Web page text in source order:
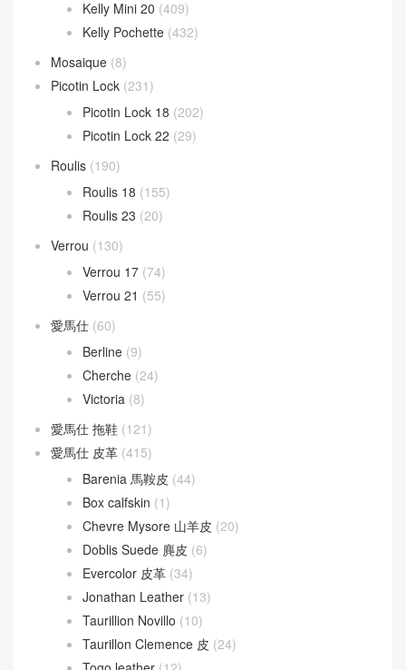
Kelly Mini 20 (409)
Kelly Pochette (432)
Mosaique (8)
Picotin Lock (231)
Picotin Lock 18 (202)
Picotin Lock 22 (29)
Roulis (190)
Roulis 18 (155)
Roulis 23 (20)
Verrou (130)
Verrou 17 (74)
Verrou 21 (55)
愛馬仕 (60)
Berline (9)
Cherche (24)
Victoria (8)
愛馬仕 拖鞋 (121)
愛馬仕 皮革 (415)
Barenia 馬鞍皮 (44)
Box calfskin (1)
Chevre Mysore 山羊皮 (20)
Doblis Suede 麂皮 (6)
Evercolor 皮革 (34)
Jonathan Leather (13)
Taurillion Novillo (10)
Taurillon Clemence 皮 (24)